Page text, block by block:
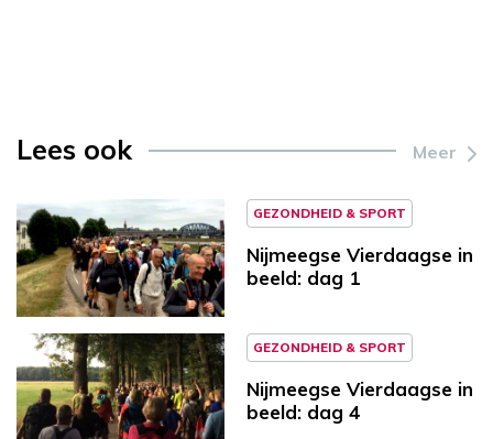
Lees ook Meer
GEZONDHEID & SPORT
Nijmeegse Vierdaagse in
beeld: dag 1
GEZONDHEID & SPORT
Nijmeegse Vierdaagse in
beeld: dag 4